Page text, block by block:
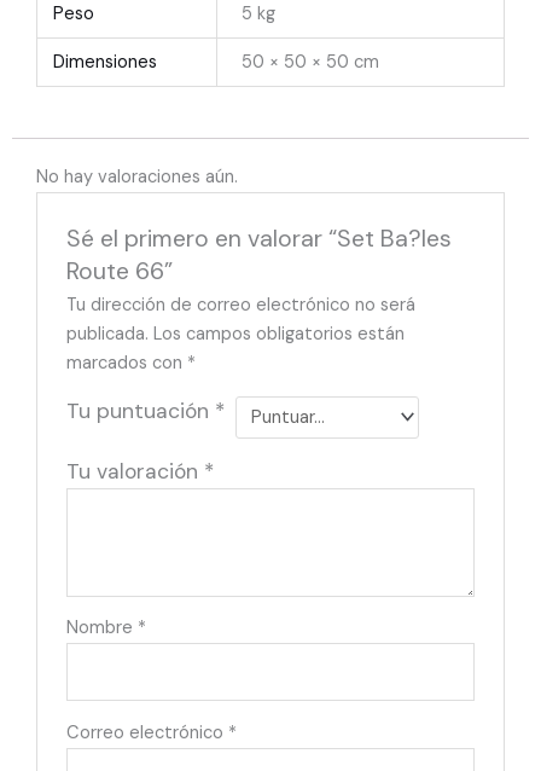
Peso 5 kg
Dimensiones 50 × 50 × 50 cm
No hay valoraciones aún.
Sé el primero en valorar “Set Ba?les
Route 66”
Tu dirección de correo electrónico no será
publicada. Los campos obligatorios están
marcados con *
Tu puntuación *
Tu valoración *
Nombre *
Correo electrónico *